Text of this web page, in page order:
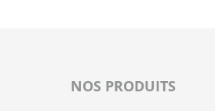
NOS PRODUITS